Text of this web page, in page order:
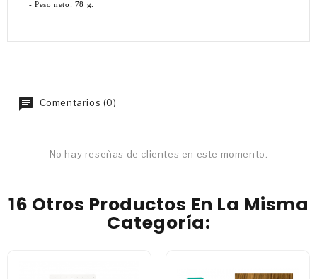
- Peso neto: 78 g.
Comentarios (0)
No hay reseñas de clientes en este momento.
16 Otros Productos En La Misma
Categoría: